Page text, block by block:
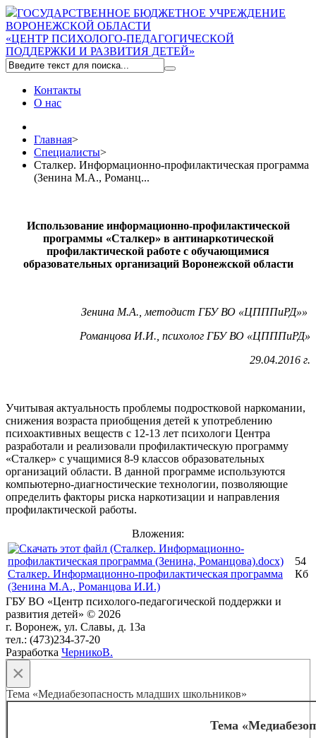
ГОСУДАРСТВЕННОЕ БЮДЖЕТНОЕ УЧРЕЖДЕНИЕ
ВОРОНЕЖСКОЙ ОБЛАСТИ
«ЦЕНТР ПСИХОЛОГО-ПЕДАГОГИЧЕСКОЙ
ПОДДЕРЖКИ И РАЗВИТИЯ ДЕТЕЙ»
Контакты
О нас
Главная>
Специалисты>
Сталкер. Информационно-профилактическая программа
(Зенина М.А., Романц...
Использование информационно-профилактической
программы «Сталкер» в антинаркотической
профилактической работе с обучающимися
образовательных организаций Воронежской области
Зенина М.А., методист ГБУ ВО «ЦПППиРД»»
Романцова И.И., психолог ГБУ ВО «ЦПППиРД»
29.04.2016 г.
Учитывая актуальность проблемы подростковой наркомании,
снижения возраста приобщения детей к употреблению
психоактивных веществ с 12-13 лет психологи Центра
разработали и реализовали профилактическую программу
«Сталкер» с учащимися 8-9 классов образовательных
организаций области. В данной программе используются
компьютерно-диагностические технологии, позволяющие
определить факторы риска наркотизации и направления
профилактической работы.
Вложения:
Сталкер. Информационно-профилактическая программа
(Зенина М.А., Романцова И.И.)
54
Кб
ГБУ ВО «Центр психолого-педагогической поддержки и
развития детей» © 2026
г. Воронеж, ул. Славы, д. 13а
тел.: (473)234-37-20
Разработка ЧерникоВ.
×
Тема «Медиабезопасность младших школьников»
Тема